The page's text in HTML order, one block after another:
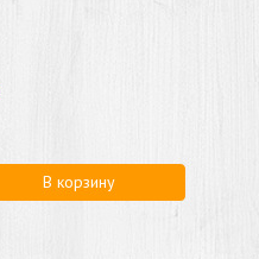
В корзину